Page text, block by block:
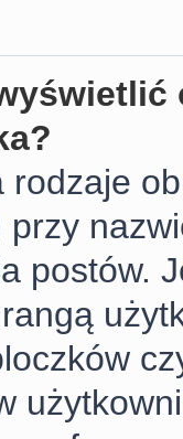
rodzaje
przy
postów.